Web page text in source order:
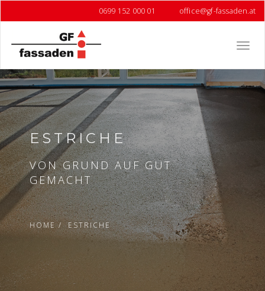
0699 152 000 01 office@gf-fassaden.at
ESTRICHE
VON GRUND AUF GUT
GEMACHT
HOME ESTRICHE